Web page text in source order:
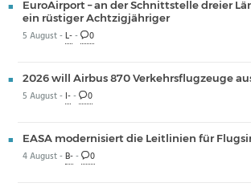
EuroAirport – an der Schnittstelle dreier
ein rüstiger Achtzigjähriger
5 August -L-- 0
2026 will Airbus 870 Verkehrsflugzeuge
5 August - I-- 0
EASA modernisiert die Leitlinien für
4 August -B-- 0